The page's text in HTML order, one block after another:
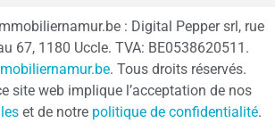
: Digital Pepper srl, rue
67, 1180 Uccle. TVA: BE0538620511.
. Tous droits réservés.
site web implique l’acceptation de nos
et de notre politique de confidentialité.